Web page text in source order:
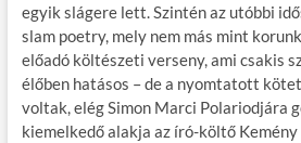
egyik slágere lett. Szintén az utóbbi
slam poetry, mely nem más mint
előadó költészeti verseny, ami csakis
élőben hatásos – de a nyomtatott
voltak, elég Simon Marci Polariodjára
kiemelkedő alakja az író-költő